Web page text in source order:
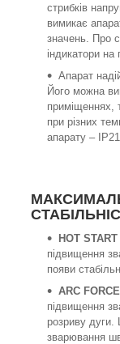
HOT START
підвищення
появи
ARC FORCE
підвищення
розриву дуги.
зварювання
стрибків
вимикає
значень. Про
індикатори на
Апарат
Його можна
приміщеннях,
при різних
апарату –